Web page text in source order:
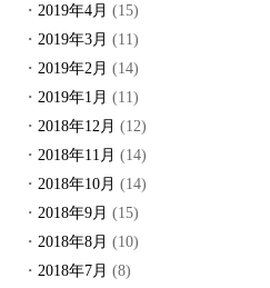
2019年4月 (15)
2019年3月 (11)
2019年2月 (14)
2019年1月 (11)
2018年12月 (12)
2018年11月 (14)
2018年10月 (14)
2018年9月 (15)
2018年8月 (10)
2018年7月 (8)